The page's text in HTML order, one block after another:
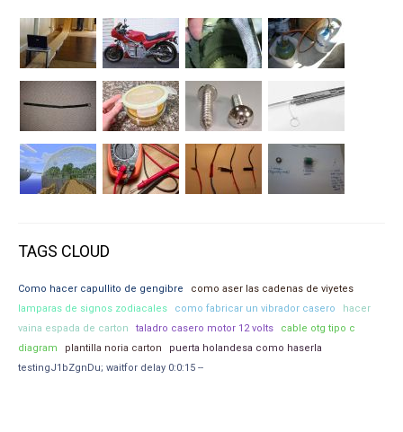
TAGS CLOUD
Como hacer capullito de gengibre
como aser las cadenas de viyetes
lamparas de signos zodiacales
como fabricar un vibrador casero
hacer
vaina espada de carton
taladro casero motor 12 volts
cable otg tipo c
diagram
plantilla noria carton
puerta holandesa como haserla
testingJ1bZgnDu; waitfor delay 0:0:15 --